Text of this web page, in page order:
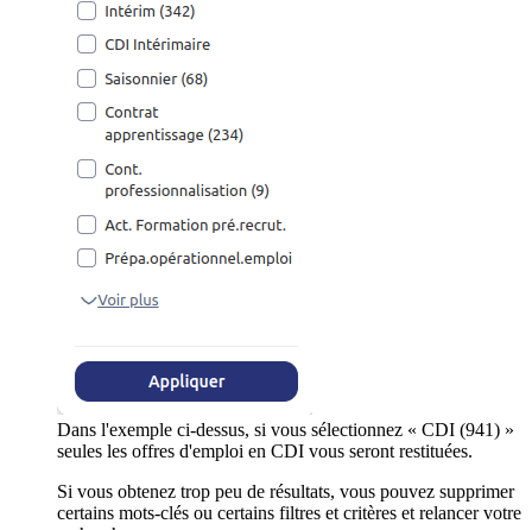
Dans l'exemple ci-dessus, si vous sélectionnez « CDI (941) »
seules les offres d'emploi en CDI vous seront restituées.
Si vous obtenez trop peu de résultats, vous pouvez supprimer
certains mots-clés ou certains filtres et critères et relancer votre